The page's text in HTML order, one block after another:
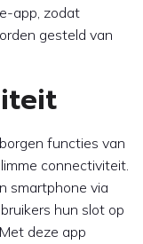
app, zodat
gesteld van
functies van
connectiviteit.
smartphone via
hun slot op
deze app